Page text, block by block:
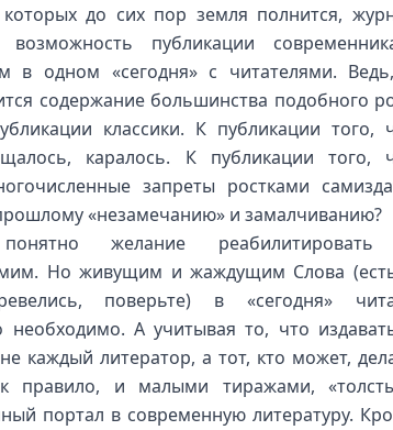
до сих пор земля полнится,
возможность публикации
в одном «сегодня» с читателями.
содержание большинства подобного
классики. К публикации того,
каралось. К публикации того,
запреты ростками
«незамечанию» и замалчиванию?
желание
Но живущим и жаждущим Слова
поверьте) в «сегодня»
необходимо. А учитывая то, что
каждый литератор, а тот, кто может,
правило, и малыми тиражами,
портал в современную литературу.